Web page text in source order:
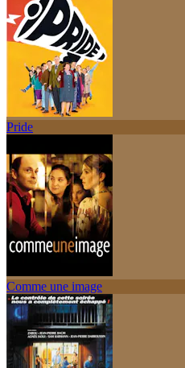
Pride
Comme une image